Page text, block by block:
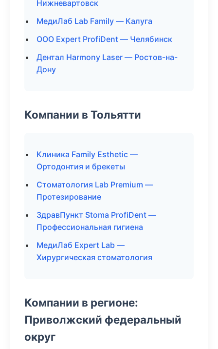
Нижневартовск
МедиЛаб Lab Family — Калуга
ООО Expert ProfiDent — Челябинск
Дентал Harmony Laser — Ростов-на-
Дону
Компании в Тольятти
Клиника Family Esthetic —
Ортодонтия и брекеты
Стоматология Lab Premium —
Протезирование
ЗдравПункт Stoma ProfiDent —
Профессиональная гигиена
МедиЛаб Expert Lab —
Хирургическая стоматология
Компании в регионе:
Приволжский федеральный
округ